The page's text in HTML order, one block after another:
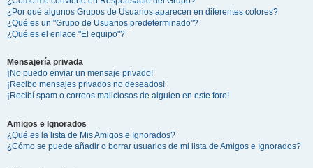
¿Por qué algunos Grupos de Usuarios aparecen en diferentes colores?
¿Qué es un "Grupo de Usuarios predeterminado"?
¿Qué es el enlace "El equipo"?
Mensajería privada
¡No puedo enviar un mensaje privado!
¡Recibo mensajes privados no deseados!
¡Recibí spam o correos maliciosos de alguien en este foro!
Amigos e Ignorados
¿Qué es la lista de Mis Amigos e Ignorados?
¿Cómo se puede añadir o borrar usuarios de mi lista de Amigos e Ignorados?